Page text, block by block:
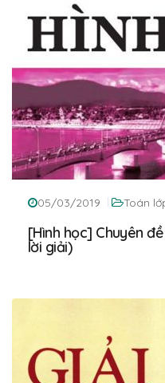
05/03/2019 Toán
[Hình học] Chuyên
lời giải)